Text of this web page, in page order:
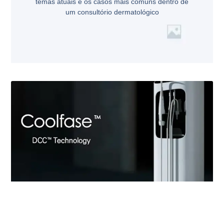
temas atuais e os casos mais comuns dentro de
um consultório dermatológico